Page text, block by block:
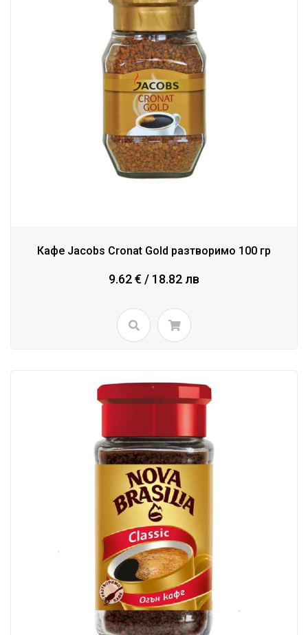
Кафе Jacobs Cronat Gold разтворимо 100 гр
9.62 € / 18.82 лв